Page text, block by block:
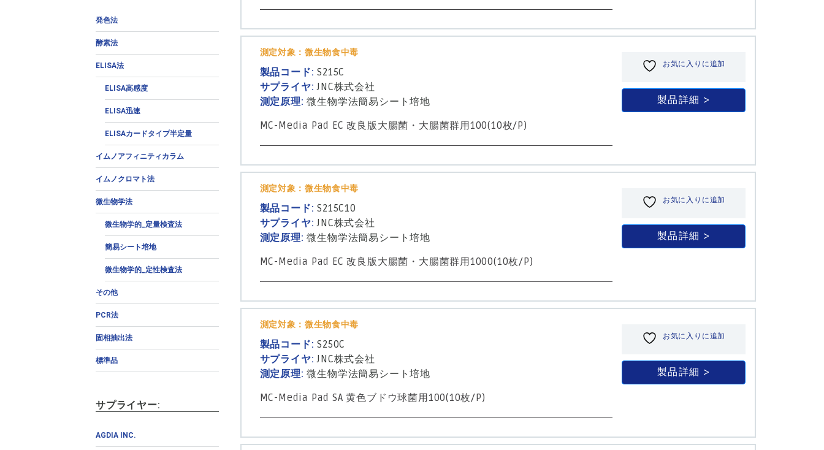
発色法
酵素法
ELISA法
ELISA高感度
ELISA迅速
ELISAカードタイプ半定量
イムノアフィニティカラム
イムノクロマト法
微生物学法
微生物学的_定量検査法
簡易シート培地
微生物学的_定性検査法
その他
PCR法
固相抽出法
標準品
サプライヤー:
AGDIA INC.
測定対象：微生物食中毒
製品コード:S215C
サプライヤ:JNC株式会社
測定原理:微生物学法簡易シート培地
MC-Media Pad EC 改良版大腸菌・大腸菌群用100(10枚/P)
お気に入りに追加
製品詳細
測定対象：微生物食中毒
製品コード:S215C10
サプライヤ:JNC株式会社
測定原理:微生物学法簡易シート培地
MC-Media Pad EC 改良版大腸菌・大腸菌群用1000(10枚/P)
お気に入りに追加
製品詳細
測定対象：微生物食中毒
製品コード:S250C
サプライヤ:JNC株式会社
測定原理:微生物学法簡易シート培地
MC-Media Pad SA 黄色ブドウ球菌用100(10枚/P)
お気に入りに追加
製品詳細